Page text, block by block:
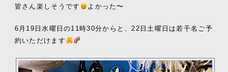
皆さん楽しそうです よかった〜
6月19日水曜日の11時30分からと、22日土曜日は若干名ご予
約いただけます